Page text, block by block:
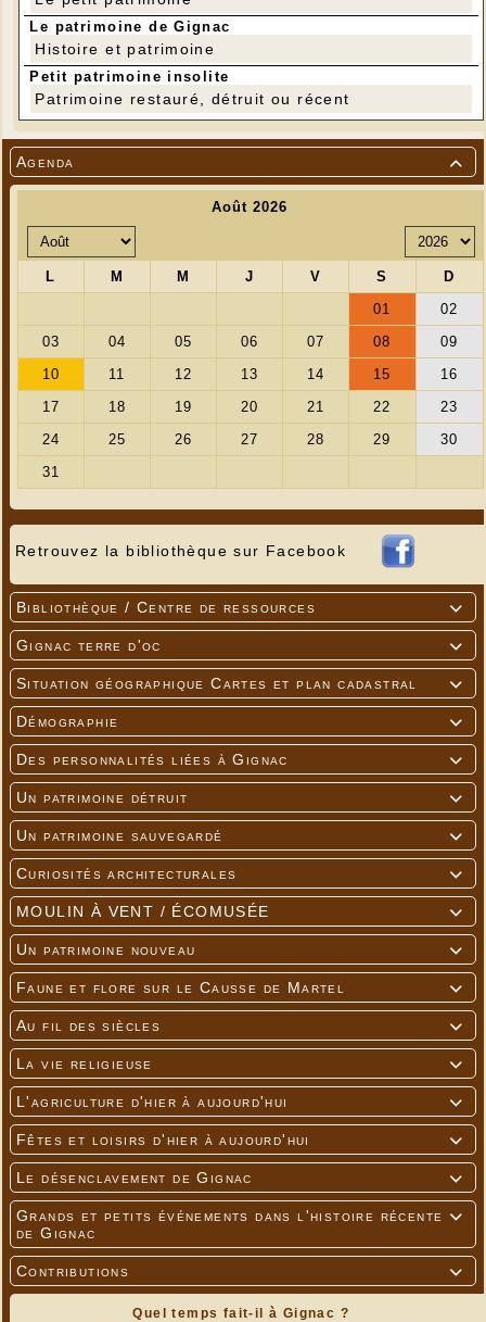

Agenda
Retrouvez la bibliothèque sur Facebook

Bibliothèque / Centre de ressources

Gignac terre d'oc

Situation géographique Cartes et plan cadastral

Démographie

Des personnalités liées à Gignac

Un patrimoine détruit

Un patrimoine sauvegardé

Curiosités architecturales

MOULIN À VENT / ÉCOMUSÉE

Un patrimoine nouveau

Faune et flore sur le Causse de Martel

Au fil des siècles

La vie religieuse

L'agriculture d'hier à aujourd'hui

Fêtes et loisirs d'hier à aujourd'hui

Le désenclavement de Gignac

Grands et petits événements dans l'histoire récente
de Gignac

Contributions
Quel temps fait-il à Gignac ?
Le patrimoine de Gignac
Histoire et patrimoine
Petit patrimoine insolite
Patrimoine restauré, détruit ou récent